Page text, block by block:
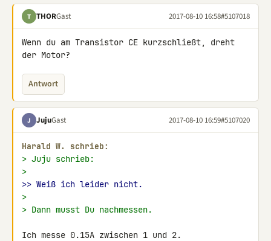
T THORGast 2017-08-10 16:58#5107018
Wenn du am Transistor CE kurzschließt, dreht
der Motor?
Antwort
J JujuGast 2017-08-10 16:59#5107020
Harald W. schrieb:
> Juju schrieb:
>
>> Weiß ich leider nicht.
>
> Dann musst Du nachmessen.
Ich messe 0.15A zwischen 1 und 2.